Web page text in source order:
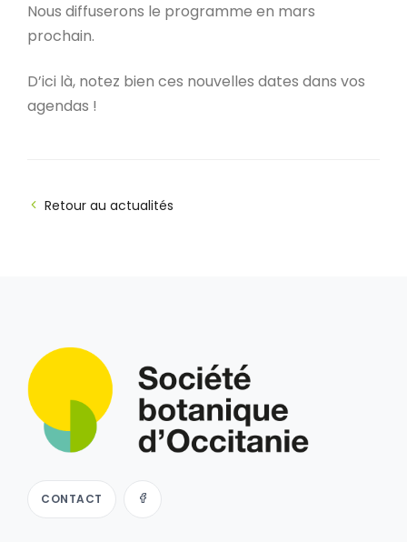
Nous diffuserons le programme en mars
prochain.
D’ici là, notez bien ces nouvelles dates dans vos
agendas !
Retour au actualités
CONTACT